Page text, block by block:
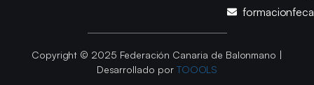
Copyright © 2025 Federación Canaria de Balonmano |
Desarrollado por TOOOLS